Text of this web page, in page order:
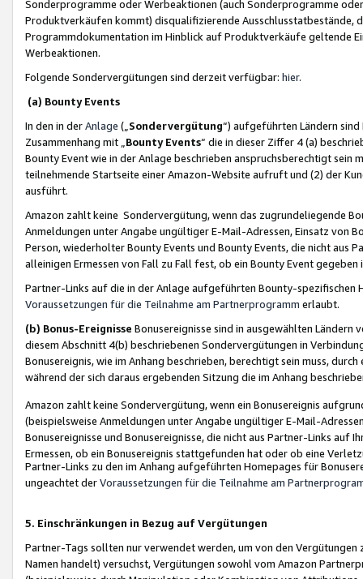
Sonderprogramme oder Werbeaktionen (auch Sonderprogramme
Produktverkäufen kommt) disqualifizierende Ausschlusstatbestände,
Programmdokumentation im Hinblick auf Produktverkäufe geltende
Werbeaktionen.
Folgende Sondervergütungen sind derzeit verfügbar: hier.
(a) Bounty Events
In den in derAnlage („ Sondervergütung“) aufgeführten Ländern
Zusammenhang mit „ Bounty Events“ die in dieser Ziffer 4 (a)
Bounty Event wie in der Anlage beschrieben anspruchsberechtigt sein
teilnehmende Startseite einer Amazon-Website aufruft und (2) der
ausführt.
Amazon zahlt keine Sondervergütung, wenn das zugrundeliegende
Anmeldungen unter Angabe ungültiger E-Mail-Adressen, Einsatz von
Person, wiederholter Bounty Events und Bounty Events, die nicht
alleinigen Ermessen von Fall zu Fall fest, ob ein Bounty Event
Partner-Links auf die in der Anlage aufgeführten Bounty-spezifischen
Voraussetzungen für die Teilnahme am Partnerprogramm erlaubt.
(b) Bonus-Ereignisse Bonusereignisse sind in ausgewählten Ländern
diesem Abschnitt 4(b) beschriebenen Sondervergütungen in
Bonusereignis, wie im Anhang beschrieben, berechtigt sein muss,
während der sich daraus ergebenden Sitzung die im Anhang
Amazon zahlt keine Sondervergütung, wenn ein Bonusereignis
(beispielsweise Anmeldungen unter Angabe ungültiger E-Mail-
Bonusereignisse und Bonusereignisse, die nicht aus Partner-Links auf
Ermessen, ob ein Bonusereignis stattgefunden hat oder ob eine
Partner-Links zu den im Anhang aufgeführten Homepages für
ungeachtet derVoraussetzungen für die Teilnahme am
5. Einschränkungen in Bezug auf Vergütungen
Partner-Tags sollten nur verwendet werden, um von den
Namen handelt) versuchst, Vergütungen sowohl vom Amazon